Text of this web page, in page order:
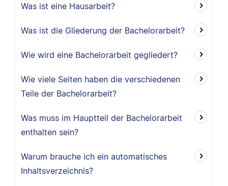
Was ist eine Hausarbeit?
Was ist die Gliederung der Bachelorarbeit?
Wie wird eine Bachelorarbeit gegliedert?
Wie viele Seiten haben die verschiedenen
Teile der Bachelorarbeit?
Was muss im Hauptteil der Bachelorarbeit
enthalten sein?
Warum brauche ich ein automatisches
Inhaltsverzeichnis?